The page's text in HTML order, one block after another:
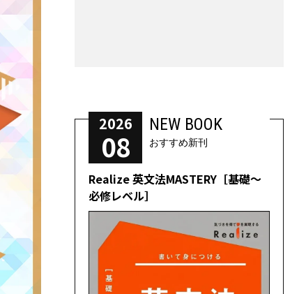
2026
08
NEW BOOK
おすすめ新刊
Realize 英文法MASTERY［基礎～
必修レベル］